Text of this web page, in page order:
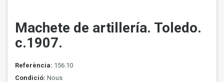
Machete de artillería. Toledo.
c.1907.
Referència: 156.10
Condició: Nous